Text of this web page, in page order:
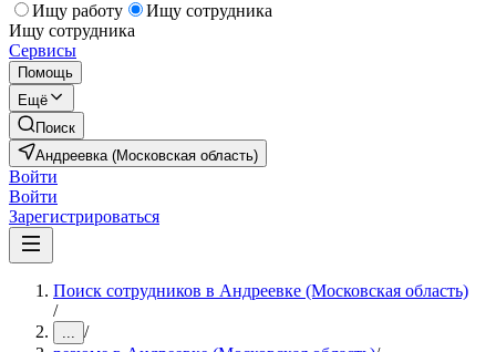
Ищу работу
Ищу сотрудника
Ищу сотрудника
Сервисы
Помощь
Ещё
Поиск
Андреевка (Московская область)
Войти
Войти
Зарегистрироваться
Поиск сотрудников в Андреевке (Московская область)
/
... /